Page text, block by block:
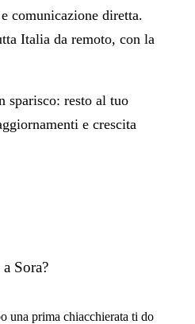
comunicazione diretta.
Italia da remoto, con la
sparisco: resto al tuo
e crescita
Sora?
una prima chiacchierata ti do